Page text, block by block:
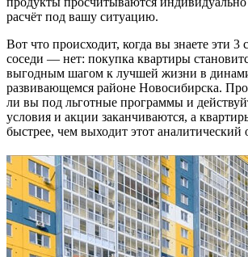
расчёт под вашу ситуацию.
Вот что происходит, когда вы знаете эти 3
соседи — нет: покупка квартиры
выгодным шагом к лучшей жизни в
развивающемся районе Новосибирска.
ли вы под льготные программы и
условия и акции заканчиваются, а
быстрее, чем выходит этот аналитический